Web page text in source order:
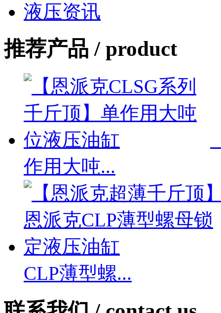
液压资讯
推荐产品 / product
作用大吨...
CLP薄型螺...